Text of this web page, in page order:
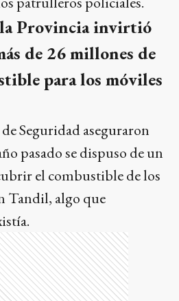
Provincia invirtió
de 26 millones de
para los móviles
Seguridad aseguraron
pasado se dispuso de un
el combustible de los
Tandil, algo que